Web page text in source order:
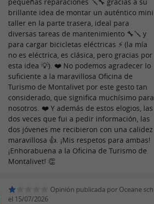
brillante idea de montar un auténtico mini
taller en la parte trasera, ideal para
diversas tareas de mantenimiento 🔧🪛 y
para cargar bicicletas eléctricas ⚡ (la mía
no es eléctrica, es clásica, pero gracias por
esta idea 💡). ❤️ No podemos agradecer lo
suficiente a la maravillosa Oficina de
Turismo de Montalivet por este gesto tan
considerado, que significa muchísimo para
nosotros. ❤️ Y además de estos elogios, las
dos veces que fui a pedir información, las
dos jóvenes me recibieron con una calidez
maravillosa 👍. ¡Mis respetos para ambas!
¡Enhorabuena a la Oficina de Turismo de
Montalivet! 👏
Opinión publicada por Oceane sch
el 15/07/2026